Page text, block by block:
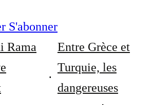
S'abonner
Rama
Entre Grèce et
Turquie, les
dangereuses